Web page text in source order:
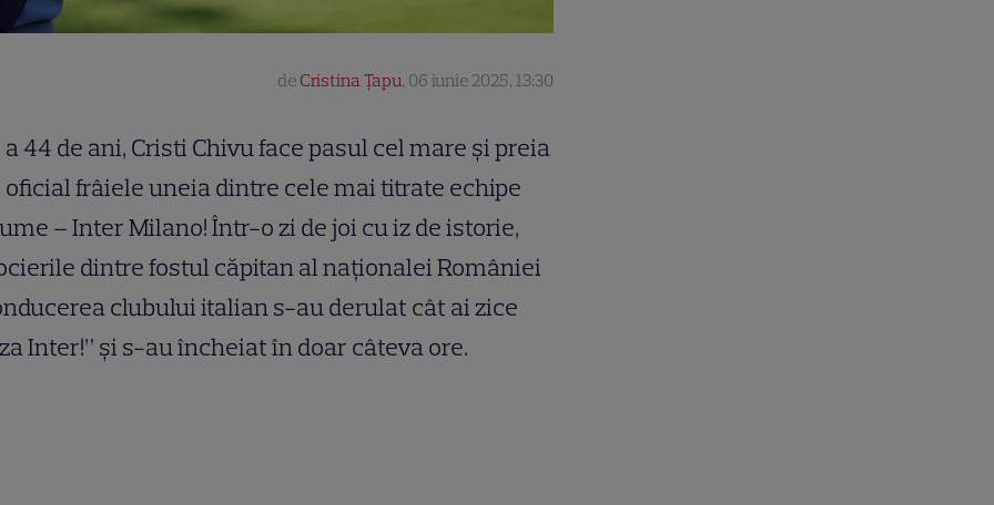
de Cristina Țapu, 06 iunie 2025, 13:30
a 44 de ani, Cristi Chivu face pasul cel mare și preia
oficial frâiele uneia dintre cele mai titrate echipe
– Inter Milano! Într-o zi de joi cu iz de istorie,
dintre fostul căpitan al naționalei României
clubului italian s-au derulat cât ai zice
Inter!” și s-au încheiat în doar câteva ore.